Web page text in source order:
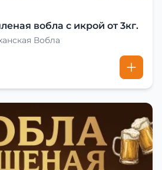
вобла с икрой от 3кг.
Вобла